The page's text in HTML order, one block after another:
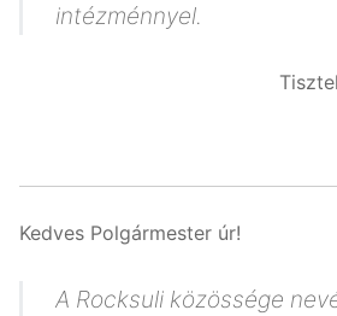
intézménnyel.
Kedves Polgármester úr!
A Rocksuli közössége